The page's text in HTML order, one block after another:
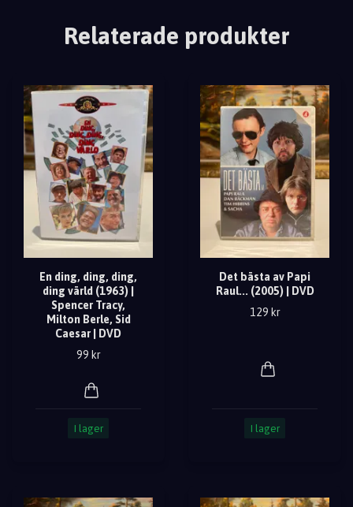
Relaterade produkter
En ding, ding, ding,
ding värld (1963) |
Spencer Tracy,
Milton Berle, Sid
Caesar | DVD
99 kr
I lager
Det bästa av Papi
Raul... (2005) | DVD
129 kr
I lager